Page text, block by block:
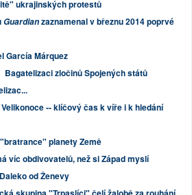
ukrajinských protestů
Guardianzaznamenal v březnu 2014 poprvé
García Márquez
Bagatelizaci zločinů Spojených států
Velikonoce -- klíčový čas k víře i k hledání
planety Země
víc obdivovatelů, než si Západ myslí
Daleko od Ženevy